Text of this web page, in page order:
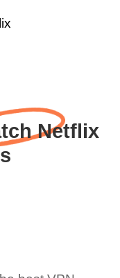
Netflix